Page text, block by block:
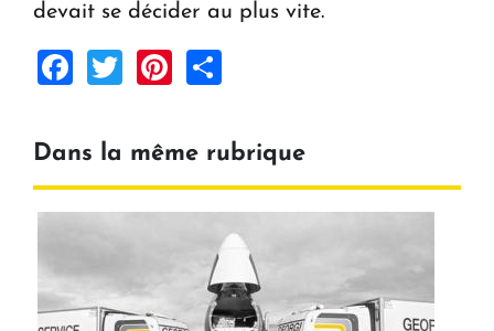
devait se décider au plus vite.
Facebook
TwitterPinterest
Dans la même rubrique